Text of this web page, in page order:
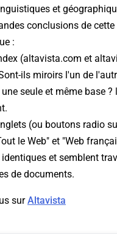
et
conclusions de
:
(altavista.com et
ils miroirs l'un de
seule et même base ?
(ou boutons radio
le Web" et "Web
identiques et semblent
de documents.
surAltavista